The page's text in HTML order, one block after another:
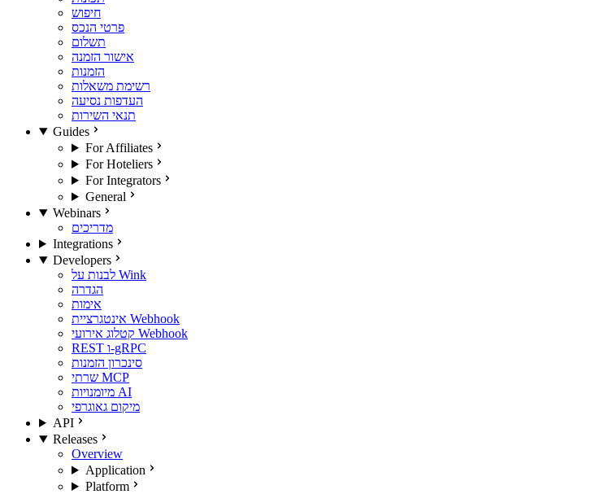
חיפוש
פרטי הנכס
תשלום
אישור הזמנה
הזמנות
רשימת משאלות
העדפות נסיעה
תנאי השירות
Guides
For Affiliates
For Hoteliers
For Integrators
General
Webinars
מדריכים
Integrations
Developers
לבנות על Wink
הגדרה
אימות
אינטגרציית Webhook
קטלוג אירועי Webhook
REST ו-gRPC
סינכרון הזמנות
שרתי MCP
מיומנויות AI
מיקום גאוגרפי
API
Releases
Overview
Application
Platform